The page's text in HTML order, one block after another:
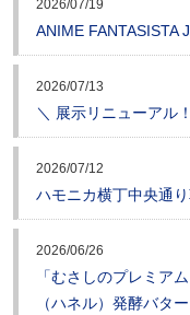
2026/07/19
ANIME FANTASISTA
2026/07/13
＼ 展示リニューアル
2026/07/12
ハモニカ横丁中央通
2026/06/26
「むさしのプレミア
（ハネル）発酵バタ